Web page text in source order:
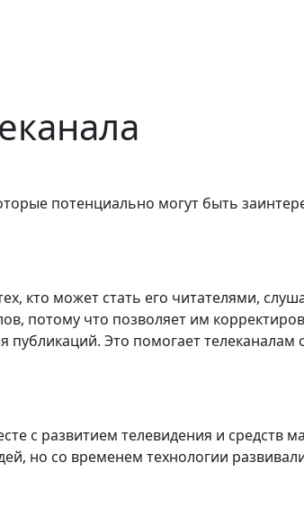
потенциально могут быть
кто может стать его читателями,
потому что позволяет им
Это помогает
с развитием телевидения и средств
но со временем технологии